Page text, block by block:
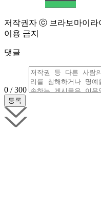
저작권자 ⓒ 브라보마이라
이용 금지
댓글
0 / 300